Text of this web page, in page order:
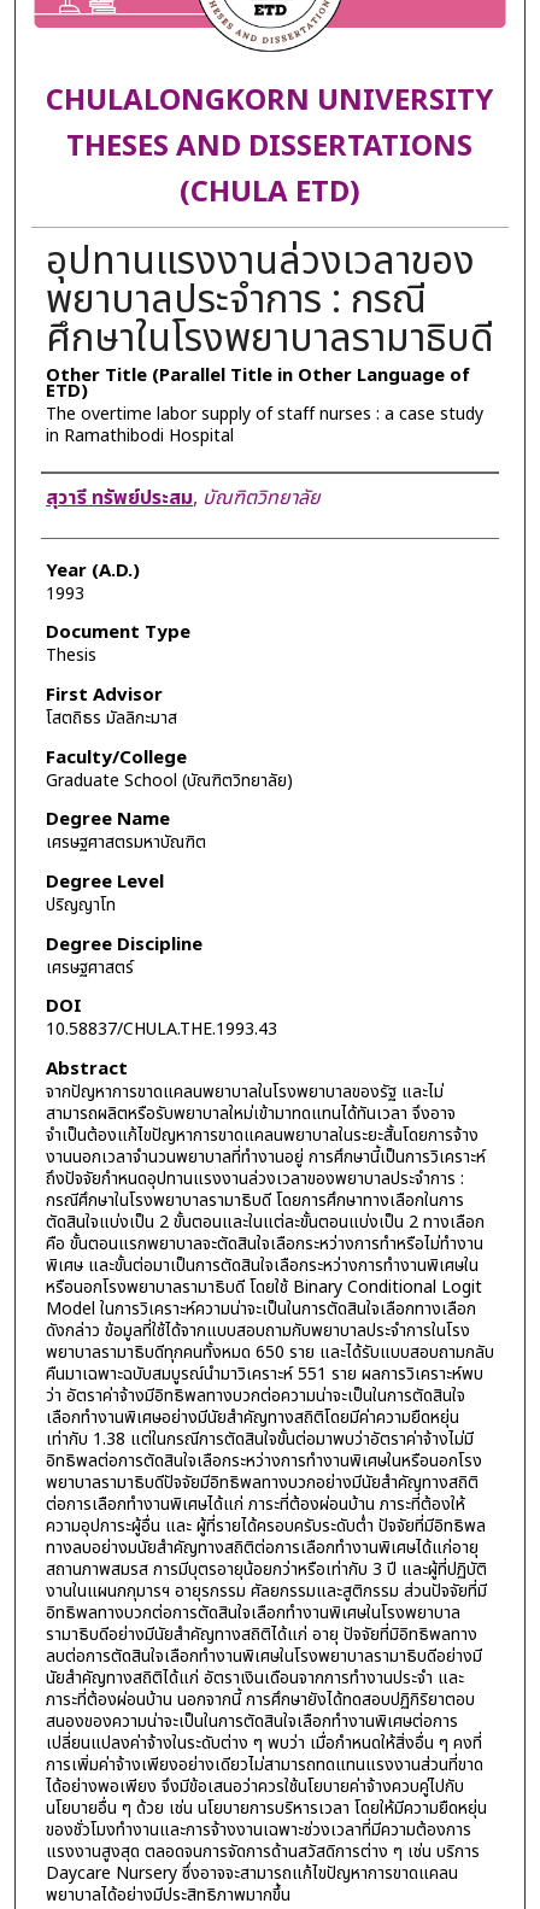
CHULALONGKORN UNIVERSITY
THESES AND DISSERTATIONS
(CHULA ETD)
อุปทานแรงงานล่วงเวลาของ
พยาบาลประจำการ : กรณี
ศึกษาในโรงพยาบาลรามาธิบดี
Other Title (Parallel Title in Other Language of
ETD)
The overtime labor supply of staff nurses : a case study
in Ramathibodi Hospital
Author
สุวารี ทรัพย์ประสม, บัณฑิตวิทยาลัย
Year (A.D.)
1993
Document Type
Thesis
First Advisor
โสตถิธร มัลลิกะมาส
Faculty/College
Graduate School (บัณฑิตวิทยาลัย)
Degree Name
เศรษฐศาสตรมหาบัณฑิต
Degree Level
ปริญญาโท
Degree Discipline
เศรษฐศาสตร์
DOI
10.58837/CHULA.THE.1993.43
Abstract
จากปัญหาการขาดแคลนพยาบาลในโรงพยาบาลของรัฐ และไม่
สามารถผลิตหรือรับพยาบาลใหม่เข้ามาทดแทนได้ทันเวลา จึงอาจ
จำเป็นต้องแก้ไขปัญหาการขาดแคลนพยาบาลในระยะสั้นโดยการจ้าง
งานนอกเวลาจำนวนพยาบาลที่ทำงานอยู่ การศึกษานี้เป็นการวิเคราะห์
ถึงปัจจัยกำหนดอุปทานแรงงานล่วงเวลาของพยาบาลประจำการ :
กรณีศึกษาในโรงพยาบาลรามาธิบดี โดยการศึกษาทางเลือกในการ
ตัดสินใจแบ่งเป็น 2 ขั้นตอนและในแต่ละขั้นตอนแบ่งเป็น 2 ทางเลือก
คือ ขั้นตอนแรกพยาบาลจะตัดสินใจเลือกระหว่างการทำหรือไม่ทำงาน
พิเศษ และขั้นต่อมาเป็นการตัดสินใจเลือกระหว่างการทำงานพิเศษใน
หรือนอกโรงพยาบาลรามาธิบดี โดยใช้ Binary Conditional Logit
Model ในการวิเคราะห์ความน่าจะเป็นในการตัดสินใจเลือกทางเลือก
ดังกล่าว ข้อมูลที่ใช้ได้จากแบบสอบถามกับพยาบาลประจำการในโรง
พยาบาลรามาธิบดีทุกคนทั้งหมด 650 ราย และได้รับแบบสอบถามกลับ
คืนมาเฉพาะฉบับสมบูรณ์นำมาวิเคราะห์ 551 ราย ผลการวิเคราะห์พบ
ว่า อัตราค่าจ้างมีอิทธิพลทางบวกต่อความน่าจะเป็นในการตัดสินใจ
เลือกทำงานพิเศษอย่างมีนัยสำคัญทางสถิติโดยมีค่าความยืดหยุ่น
เท่ากับ 1.38 แต่ในกรณีการตัดสินใจขั้นต่อมาพบว่าอัตราค่าจ้างไม่มี
อิทธิพลต่อการตัดสินใจเลือกระหว่างการทำงานพิเศษในหรือนอกโรง
พยาบาลรามาธิบดีปัจจัยมีอิทธิพลทางบวกอย่างมีนัยสำคัญทางสถิติ
ต่อการเลือกทำงานพิเศษได้แก่ ภาระที่ต้องผ่อนบ้าน ภาระที่ต้องให้
ความอุปการะผู้อื่น และ ผู้ที่รายได้ครอบครับระดับต่ำ ปัจจัยที่มีอิทธิพล
ทางลบอย่างมนัยสำคัญทางสถิติต่อการเลือกทำงานพิเศษได้แก่อายุ
สถานภาพสมรส การมีบุตรอายุน้อยกว่าหรือเท่ากับ 3 ปี และผู้ที่ปฏิบัติ
งานในแผนกกุมารฯ อายุรกรรม ศัลยกรรมและสูติกรรม ส่วนปัจจัยที่มี
อิทธิพลทางบวกต่อการตัดสินใจเลือกทำงานพิเศษในโรงพยาบาล
รามาธิบดีอย่างมีนัยสำคัญทางสถิติได้แก่ อายุ ปัจจัยที่มิอิทธิพลทาง
ลบต่อการตัดสินใจเลือกทำงานพิเศษในโรงพยาบาลรามาธิบดีอย่างมี
นัยสำคัญทางสถิติได้แก่ อัตราเงินเดือนจากการทำงานประจำ และ
ภาระที่ต้องผ่อนบ้าน นอกจากนี้ การศึกษายังได้ทดสอบปฏิกิริยาตอบ
สนองของความน่าจะเป็นในการตัดสินใจเลือกทำงานพิเศษต่อการ
เปลี่ยนแปลงค่าจ้างในระดับต่าง ๆ พบว่า เมื่อกำหนดให้สิ่งอื่น ๆ คงที่
การเพิ่มค่าจ้างเพียงอย่างเดียวไม่สามารถทดแทนแรงงานส่วนที่ขาด
ได้อย่างพอเพียง จึงมีข้อเสนอว่าควรใช้นโยบายค่าจ้างควบคู่ไปกับ
นโยบายอื่น ๆ ด้วย เช่น นโยบายการบริหารเวลา โดยให้มีความยืดหยุ่น
ของชั่วโมงทำงานและการจ้างงานเฉพาะช่วงเวลาที่มีความต้องการ
แรงงานสูงสุด ตลอดจนการจัดการด้านสวัสดิการต่าง ๆ เช่น บริการ
Daycare Nursery ซึ่งอาจจะสามารถแก้ไขปัญหาการขาดแคลน
พยาบาลได้อย่างมีประสิทธิภาพมากขึ้น